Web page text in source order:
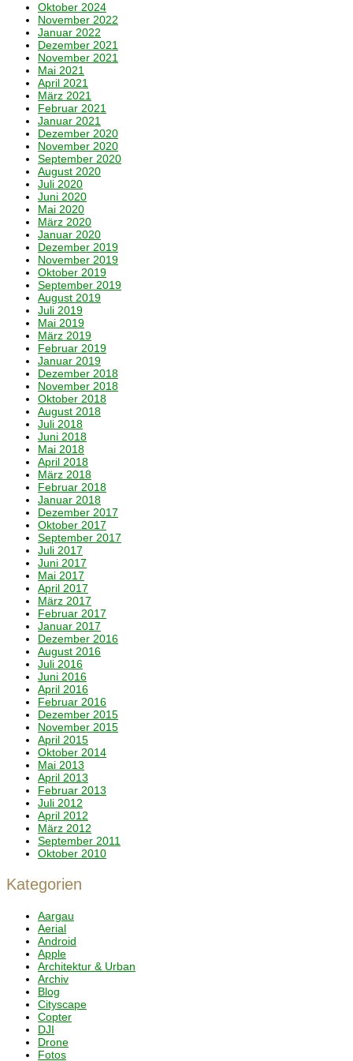
Oktober 2024
November 2022
Januar 2022
Dezember 2021
November 2021
Mai 2021
April 2021
März 2021
Februar 2021
Januar 2021
Dezember 2020
November 2020
September 2020
August 2020
Juli 2020
Juni 2020
Mai 2020
März 2020
Januar 2020
Dezember 2019
November 2019
Oktober 2019
September 2019
August 2019
Juli 2019
Mai 2019
März 2019
Februar 2019
Januar 2019
Dezember 2018
November 2018
Oktober 2018
August 2018
Juli 2018
Juni 2018
Mai 2018
April 2018
März 2018
Februar 2018
Januar 2018
Dezember 2017
Oktober 2017
September 2017
Juli 2017
Juni 2017
Mai 2017
April 2017
März 2017
Februar 2017
Januar 2017
Dezember 2016
August 2016
Juli 2016
Juni 2016
April 2016
Februar 2016
Dezember 2015
November 2015
April 2015
Oktober 2014
Mai 2013
April 2013
Februar 2013
Juli 2012
April 2012
März 2012
September 2011
Oktober 2010
Kategorien
Aargau
Aerial
Android
Apple
Architektur & Urban
Archiv
Blog
Cityscape
Copter
DJI
Drone
Fotos